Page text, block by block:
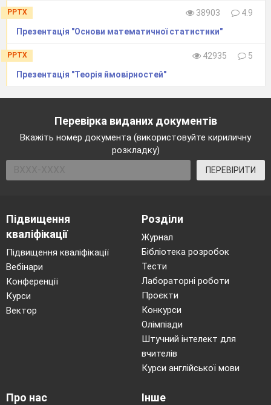
36
Контрольна
робота №3.
теорії
ймовірностей і
статистики
37
Корекція знань,
умінь та навичок
Інтеграл та його застосування (20 годин)
39
Первісна та її
властивості.
Таблиця первісних.
40
Первісна та її
властивості.
Таблиця первісних.
Визначений
інтеграл, його
геометричний
зміст.
інтеграл, його
PPTX 38903
4.9
Презентація "Основи математичної статистики"
PPTX 42935
5
Презентація "Теорія ймовірностей"
Перевірка виданих документів
Вкажіть номер документа (використовуйте кириличну
розкладку)
ПЕРЕВІРИТИ
Підвищення
кваліфікації
Підвищення кваліфікації
Вебінари
Конференції
Курси
Вектор
Розділи
Журнал
Бібліотека розробок
Тести
Лабораторні роботи
Проєкти
Конкурси
Олімпіади
Штучний інтелект для
вчителів
Курси англійської мови
Про нас Інше